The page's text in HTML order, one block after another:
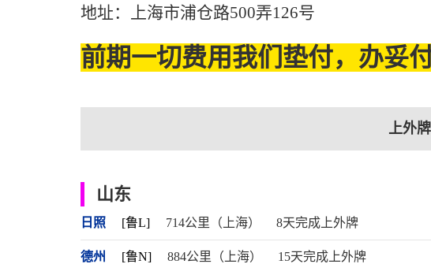
地址：上海市浦仓路500弄126号
前期一切费用我们垫付，办妥
上外
山东
日照 [鲁L] 714公里（上海） 8天完成上外牌
德州 [鲁N] 884公里（上海） 15天完成上外牌